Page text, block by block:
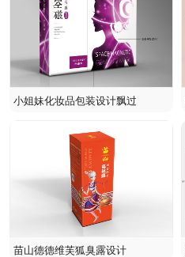
小姐妹化妆品包装设计飘过
苗山德德维芙狐臭露设计